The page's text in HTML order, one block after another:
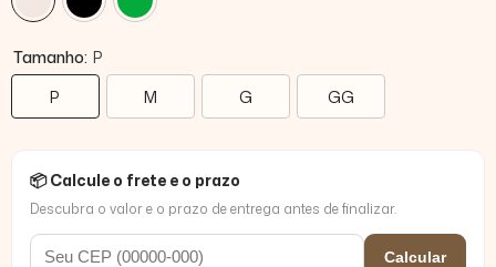
Tamanho: P
P
M G GG
📦 Calcule o frete e o prazo
Descubra o valor e o prazo de entrega antes de finalizar.
Calcular